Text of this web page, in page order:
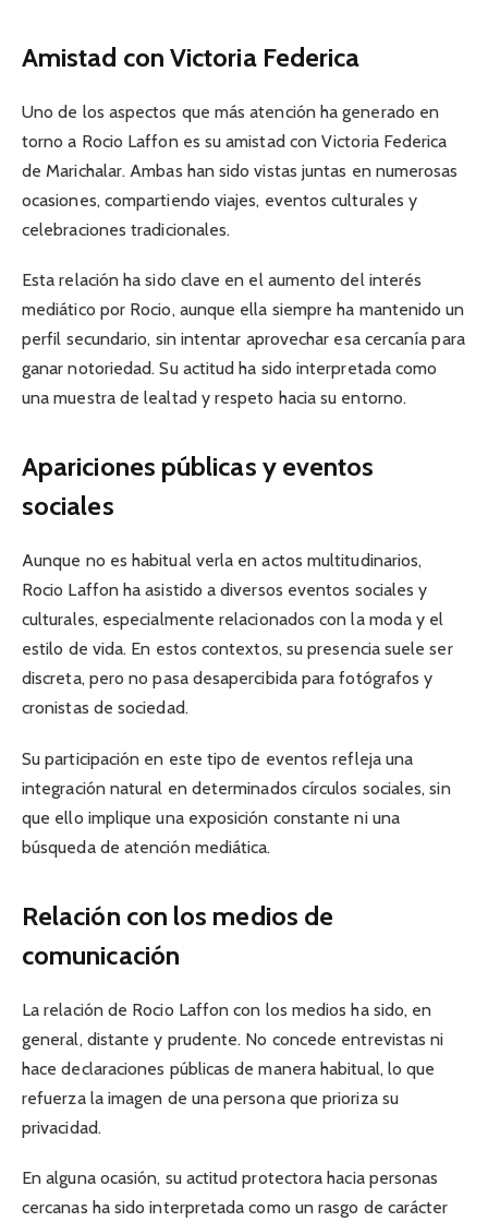
Amistad con Victoria Federica
Uno de los aspectos que más atención ha generado en
torno a Rocio Laffon es su amistad con Victoria Federica
de Marichalar. Ambas han sido vistas juntas en numerosas
ocasiones, compartiendo viajes, eventos culturales y
celebraciones tradicionales.
Esta relación ha sido clave en el aumento del interés
mediático por Rocio, aunque ella siempre ha mantenido un
perfil secundario, sin intentar aprovechar esa cercanía para
ganar notoriedad. Su actitud ha sido interpretada como
una muestra de lealtad y respeto hacia su entorno.
Apariciones públicas y eventos
sociales
Aunque no es habitual verla en actos multitudinarios,
Rocio Laffon ha asistido a diversos eventos sociales y
culturales, especialmente relacionados con la moda y el
estilo de vida. En estos contextos, su presencia suele ser
discreta, pero no pasa desapercibida para fotógrafos y
cronistas de sociedad.
Su participación en este tipo de eventos refleja una
integración natural en determinados círculos sociales, sin
que ello implique una exposición constante ni una
búsqueda de atención mediática.
Relación con los medios de
comunicación
La relación de Rocio Laffon con los medios ha sido, en
general, distante y prudente. No concede entrevistas ni
hace declaraciones públicas de manera habitual, lo que
refuerza la imagen de una persona que prioriza su
privacidad.
En alguna ocasión, su actitud protectora hacia personas
cercanas ha sido interpretada como un rasgo de carácter